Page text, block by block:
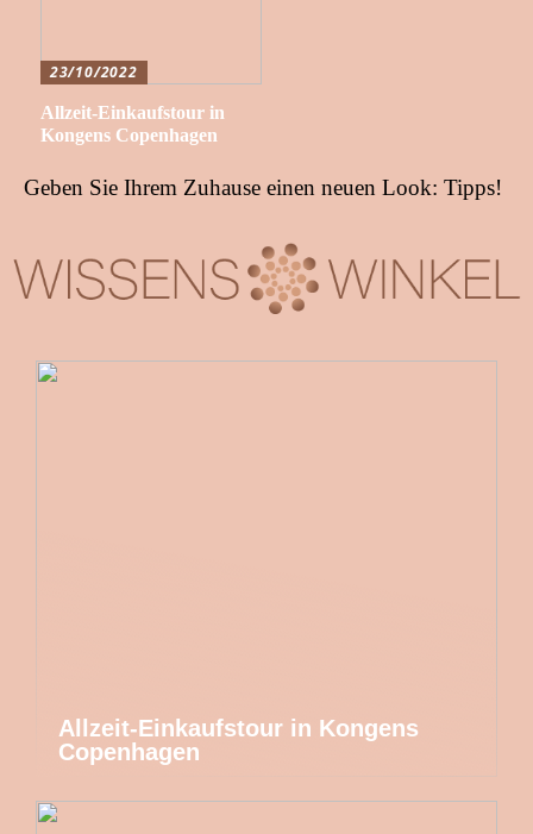
23/10/2022
Allzeit-Einkaufstour in
Kongens Copenhagen
Geben Sie Ihrem Zuhause einen neuen Look: Tipps!
Allzeit-Einkaufstour in Kongens
Copenhagen